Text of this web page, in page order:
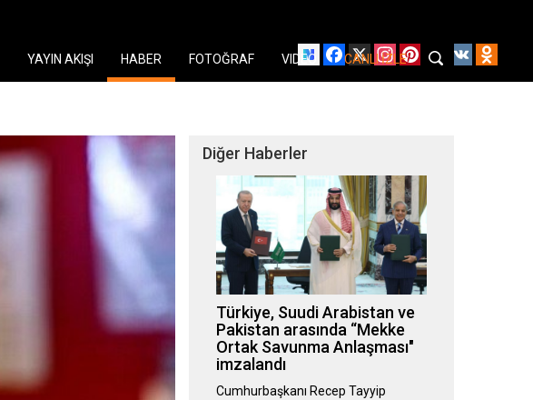
Facebook
X Instagram
PinterestYouTube
VK
YAYIN AKIŞI HABER FOTOĞRAF VIDEO CANLI İZLE
Diğer Haberler
Türkiye, Suudi Arabistan ve
Pakistan arasında “Mekke
Ortak Savunma Anlaşması"
imzalandı
Cumhurbaşkanı Recep Tayyip